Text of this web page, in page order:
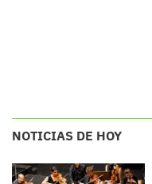
NOTICIAS DE HOY